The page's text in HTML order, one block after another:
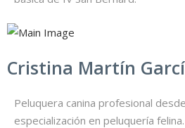
Cristina Martín
Peluquera canina profesional
especialización en peluquería felina.